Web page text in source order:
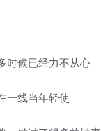
候已经力不从心
线当年轻使